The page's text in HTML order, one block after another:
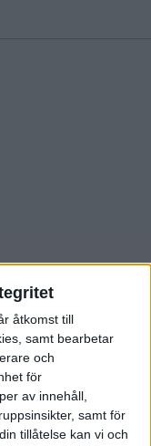
åtkomst till
samt bearbetar
och
för
av innehåll,
samt för
tillåtelse kan vi och